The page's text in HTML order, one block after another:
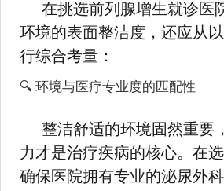
在挑选前列腺增生就诊医
环境的表面整洁度，还应从
行综合考量：
🔍 环境与医疗专业度的匹配性
整洁舒适的环境固然重要
力才是治疗疾病的核心。在
确保医院拥有专业的泌尿外